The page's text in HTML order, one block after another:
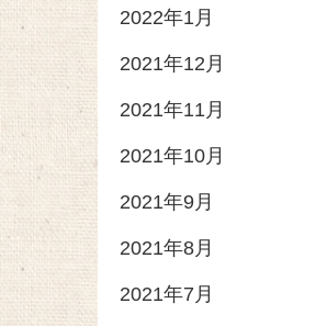
2022年1月
2021年12月
2021年11月
2021年10月
2021年9月
2021年8月
2021年7月